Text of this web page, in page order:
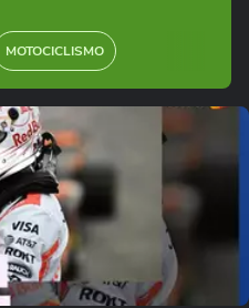
MOTOCICLISMO
o vídeo